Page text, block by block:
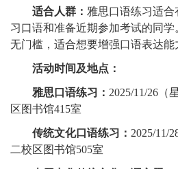
适合人群： 雅思口语练习适
习口语和准备近期参加考试的同
无门槛，适合想要增强口语表达能
活动时间及地点：
雅思口语练习： 2025/11/26（
区图书馆415室
传统文化口语练习： 2025/11/
二校区图书馆505室